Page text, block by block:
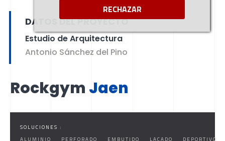
RECHAZARJAEN
DATOS DEL PROYECTO
Estudio de Arquitectura
Antonio Sánchez del Pino
Rockgym Jaen
SOLUCIONES :
ALUMINIO
PERFORADO EMBUTIDO LACADO DEPORTIVO